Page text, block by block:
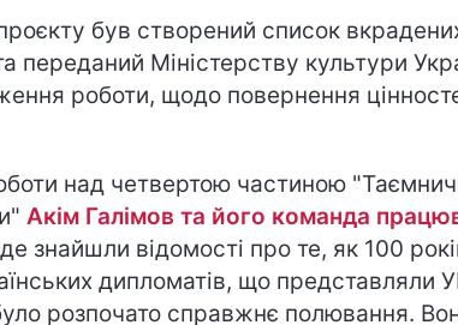
був створений список
переданий Міністерству культури
роботи, щодо повернення
над четвертою частиною
Акім Галімов та його команда
знайшли відомості про те, як 100
дипломатів, що представляли
розпочато справжнє полювання.